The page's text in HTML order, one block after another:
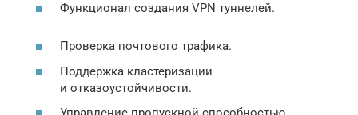
Функционал создания VPN туннелей.
Проверка почтового трафика.
Поддержка кластеризации
и отказоустойчивости.